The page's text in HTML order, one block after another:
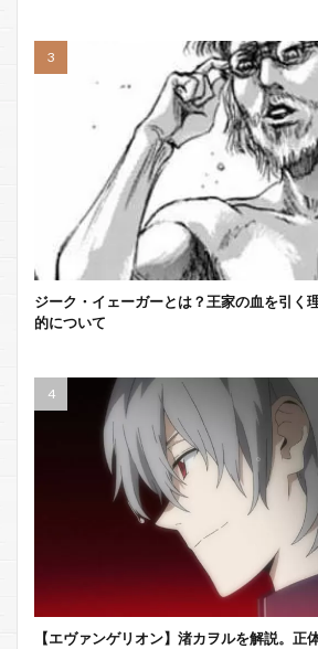
ジーク・イェーガーとは？王家の血を引く
的について
【エヴァンゲリオン】渚カヲルを解説。正